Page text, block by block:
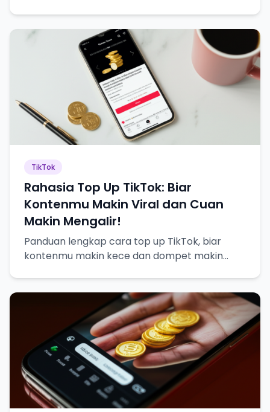
TikTok
Rahasia Top Up TikTok: Biar
Kontenmu Makin Viral dan Cuan
Makin Mengalir!
Panduan lengkap cara top up TikTok, biar
kontenmu makin kece dan dompet makin